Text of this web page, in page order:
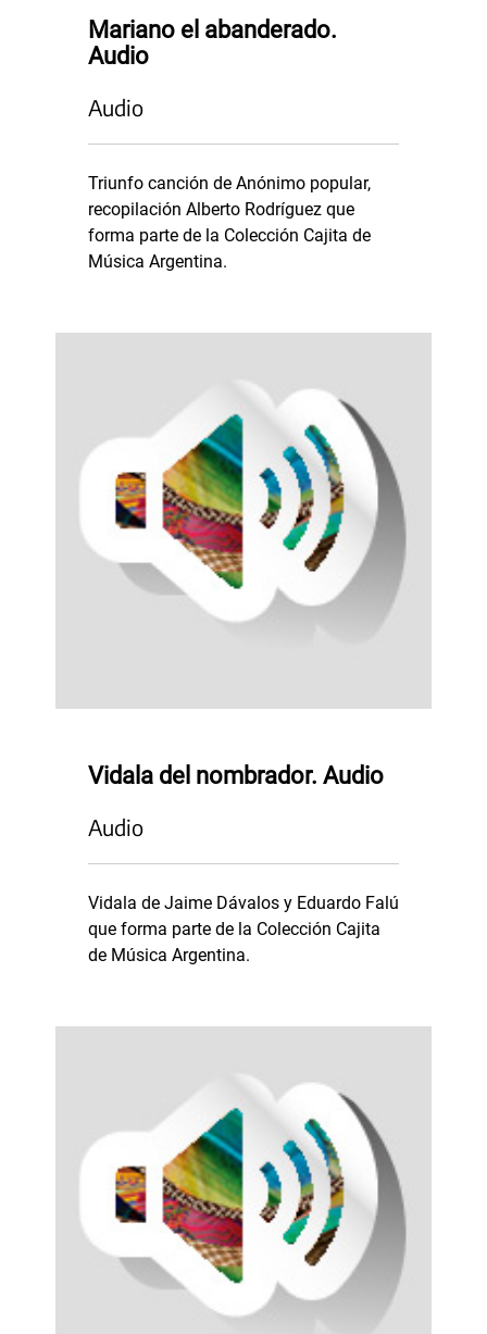
Mariano el abanderado.
Audio
Audio
Triunfo canción de Anónimo popular,
recopilación Alberto Rodríguez que
forma parte de la Colección Cajita de
Música Argentina.
Vidala del nombrador. Audio
Audio
Vidala de Jaime Dávalos y Eduardo Falú
que forma parte de la Colección Cajita
de Música Argentina.